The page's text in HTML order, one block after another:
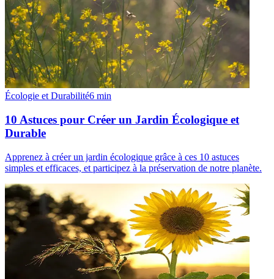
Écologie et Durabilité6 min
10 Astuces pour Créer un Jardin Écologique et
Durable
Apprenez à créer un jardin écologique grâce à ces 10 astuces
simples et efficaces, et participez à la préservation de notre planète.